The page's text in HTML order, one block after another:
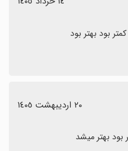
بود بهتر بود
٢٠ اردیبهشت ١٤٠٥
بود بهتر میشد